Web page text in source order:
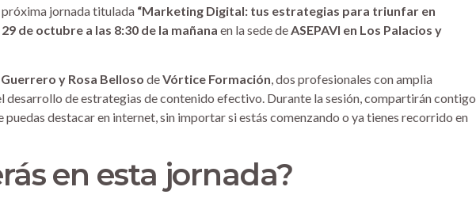
jornada titulada “Marketing Digital: tus estrategias para triunfar en
de octubre a las 8:30 de la mañana en la sede de ASEPAVI en Los Palacios y
y Rosa Belloso deVórtice Formación, dos profesionales con amplia
desarrollo de estrategias de contenido efectivo. Durante la sesión, compartirán contigo
puedas destacar en internet, sin importar si estás comenzando o ya tienes recorrido en
en esta jornada?